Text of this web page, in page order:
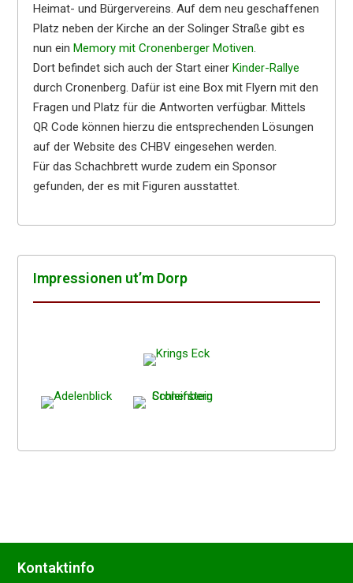
Heimat- und Bürgervereins. Auf dem neu geschaffenen
Platz neben der Kirche an der Solinger Straße gibt es
nun ein Memory mit Cronenberger Motiven.
Dort befindet sich auch der Start einer Kinder-Rallye
durch Cronenberg. Dafür ist eine Box mit Flyern mit den
Fragen und Platz für die Antworten verfügbar. Mittels
QR Code können hierzu die entsprechenden Lösungen
auf der Website des CHBV eingesehen werden.
Für das Schachbrett wurde zudem ein Sponsor
gefunden, der es mit Figuren ausstattet.
Impres­sio­nen ut’m Dorp
Kontakt­in­fo